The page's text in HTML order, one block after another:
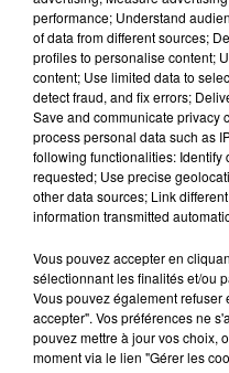
29 juillet 2026
GAGNEZ VOTRE
PARCS DU LAC
CHAMPAGNE FM
LES PODCASTS
performance; Understand
of data from different sources;
profiles to personalise content;
content; Use limited data to
detect fraud, and fix errors;
Save and communicate privacy
process personal data such as
following functionalities:
requested; Use precise
other data sources; Link
information transmitted
Vous pouvez accepter en
sélectionnant les finalités et/ou
Vous pouvez également
accepter". Vos préférences ne
pouvez mettre à jour vos choix,
moment via le lien "Gérer les